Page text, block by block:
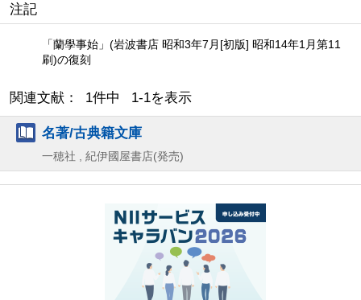
注記
「蘭學事始」(岩波書店 昭和3年7月[初版] 昭和14年1月第11
刷)の復刻
関連文献： 1件中 1-1を表示
名著/古典籍文庫
一穂社 , 紀伊國屋書店(発売)